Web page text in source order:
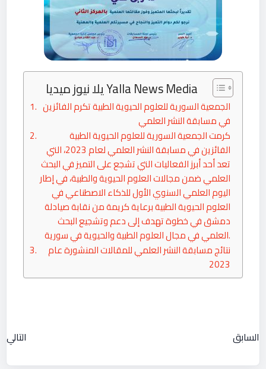
يلا نيوز ميديا Yalla News Media
الجمعية السورية للعلوم الحيوية الطبية تكرم الفائزين
في مسابقة النشر العلمي
كرمت الجمعية السورية للعلوم الحيوية الطبية
الفائزين في مسابقة النشر العلمي لعام 2023، التي
تعد أحد أبرز الفعاليات التي تشجع على التميز في البحث
العلمي ضمن مجالات العلوم الحيوية والطبية، في إطار
اليوم العلمي السنوي الأول للذكاء الاصطناعي في
العلوم الحيوية الطبية برعاية كريمة من نقابة صيادلة
دمشق في خطوة تهدف إلى دعم وتشجيع البحث
العلمي في مجال العلوم الطبية والحيوية في سورية.
نتائج مسابقة النشر العلمي للمقالات المنشورة عام
2023
السابق التالي